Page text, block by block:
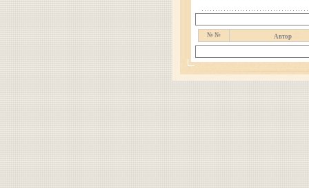
№ № Автор